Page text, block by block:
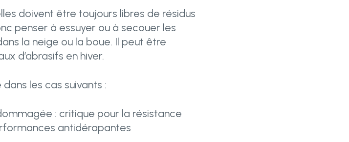
doivent être toujours libres de résidus
penser à essuyer ou à secouer les
la neige ou la boue. Il peut être
d’abrasifs en hiver.
les cas suivants :
: critique pour la résistance
antidérapantes